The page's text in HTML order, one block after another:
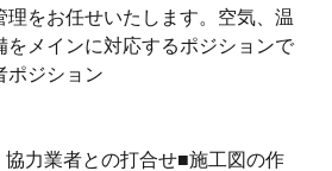
理をお任せいたします。空気、温
をメインに対応するポジションで
ジション
力業者との打合せ■施工図の作